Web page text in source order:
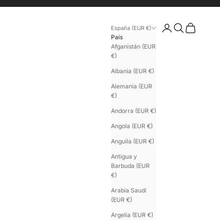
España (EUR €)
País
Afganistán (EUR
€)
Albania (EUR €)
Alemania (EUR
€)
Andorra (EUR €)
Angola (EUR €)
Anguila (EUR €)
Antigua y
Barbuda (EUR
€)
Arabia Saudí
(EUR €)
Argelia (EUR €)
Iniciar sesión
BuscarCesta